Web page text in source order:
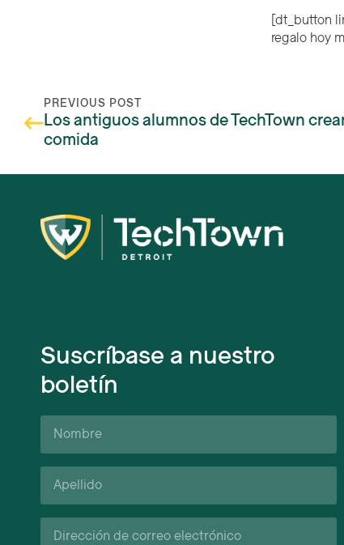
[dt_button
regalo hoy
PREVIOUS POST
Los antiguos alumnos de TechTown
comida
Suscríbase a nuestro
boletín
Nombre
Apellido*
Correo
electrónico